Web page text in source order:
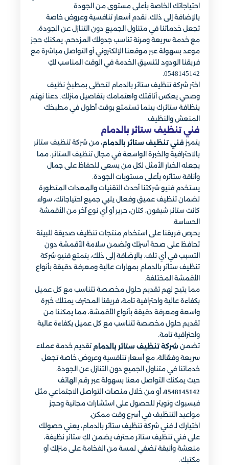
احتياجاتك الخاصة بأعلى مستوى من الجودة.
بالإضافة إلى ذلك، نقدم أسعار تنافسية وعروض خاصة
تجعل خدماتنا في متناول الجميع دون التنازل عن الجودة،
مع خدمة سريعة ومرنة تناسب جدولك المزدحم، يمكنكِ حجز
موعد بسهولة عبر موقعنا الإلكتروني أو التواصل مباشرة مع
فريقنا الودود لتنسيق الخدمة في الوقت المناسب لكِ
0548145142.
اختر شركة تنظيف ستائر بالدمام لتحظى بمطبخ نظيف
وصحي يعكس أناقتك واهتمامك بتفاصيل منزلك. دعنا نهتم
بنظافة ستائرك بينما تستمتع بوقت أطول في مطبخك
المنعش والنظيف.
فني تنظيف ستائر بالدمام
يتميز فني تنظيف ستائر بالدمام، من شركة تنظيف ستائر
بالاحترافية والخبرة الواسعة في مجال تنظيف الستائر، مما
يجعله الخيار الأمثل لكل من يسعى للحفاظ على جمال
وأناقة ستائره بأعلى مستويات الجودة.
يستخدم فنيو شركتنا أحدث التقنيات والمعدات المتطورة
لضمان تنظيف عميق وفعال يلبي جميع احتياجاتك، سواء
كانت ستائر شيفون، كتان، حرير أو أي نوع آخر من الأقمشة
الحساسة.
يحرص فريقنا على استخدام منتجات تنظيف صديقة للبيئة
تحافظ على صحة أسرتك وتضمن سلامة الأقمشة دون
التسبب في أي تلف. بالإضافة إلى ذلك، يتمتع فنيو شركة
تنظيف ستائر بالدمام بمهارات عالية ومعرفة دقيقة بأنواع
الأقمشة المختلفة.
مما يتيح لهم تقديم حلول مخصصة تتناسب مع كل عميل
بكفاءة عالية واحترافية تامة، فريقنا المحترف يمتلك خبرة
واسعة ومعرفة دقيقة بأنواع الأقمشة، مما يمكننا من
تقديم حلول مخصصة تتناسب مع كل عميل بكفاءة عالية
واحترافية تامة.
تضمن شركة تنظيف ستائر بالدمام تقديم خدمة عملاء
سريعة وفعّالة، مع أسعار تنافسية وعروض خاصة تجعل
خدماتنا في متناول الجميع دون التنازل عن الجودة.
حيث يمكنك التواصل معنا بسهولة عبر رقم الهاتف
0548145142، أو من خلال منصات التواصل الاجتماعي مثل
فيسبوك وتويتر للحصول على استشارات مجانية وحجز
مواعيد التنظيف في أسرع وقت ممكن.
اختياركِ لـ فني شركة تنظيف ستائر بالدمام، يعني حصولك
على فني تنظيف ستائر محترف يضمن لكِ ستائر نظيفة،
منعشة وأنيقة تضفي لمسة من الفخامة على منزلك أو
مكتبك.